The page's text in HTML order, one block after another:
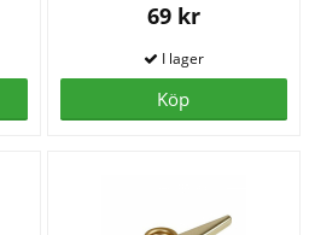
69 kr
Köp